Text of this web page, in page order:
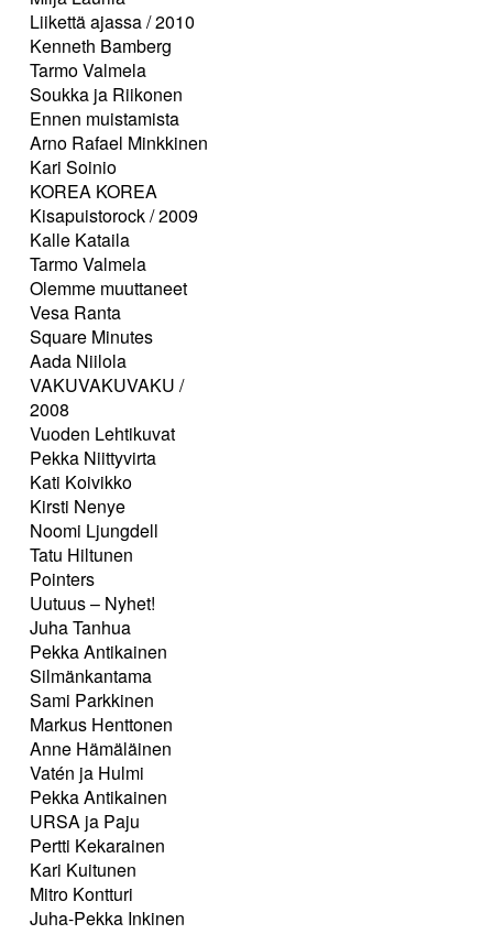
Liikettä ajassa / 2010
Kenneth Bamberg
Tarmo Valmela
Soukka ja Riikonen
Ennen muistamista
Arno Rafael Minkkinen
Kari Soinio
KOREA KOREA
Kisapuistorock / 2009
Kalle Kataila
Tarmo Valmela
Olemme muuttaneet
Vesa Ranta
Square Minutes
Aada Niilola
VAKUVAKUVAKU /
2008
Vuoden Lehtikuvat
Pekka Niittyvirta
Kati Koivikko
Kirsti Nenye
Noomi Ljungdell
Tatu Hiltunen
Pointers
Uutuus – Nyhet!
Juha Tanhua
Pekka Antikainen
Silmänkantama
Sami Parkkinen
Markus Henttonen
Anne Hämäläinen
Vatén ja Hulmi
Pekka Antikainen
URSA ja Paju
Pertti Kekarainen
Kari Kuitunen
Mitro Kontturi
Juha-Pekka Inkinen